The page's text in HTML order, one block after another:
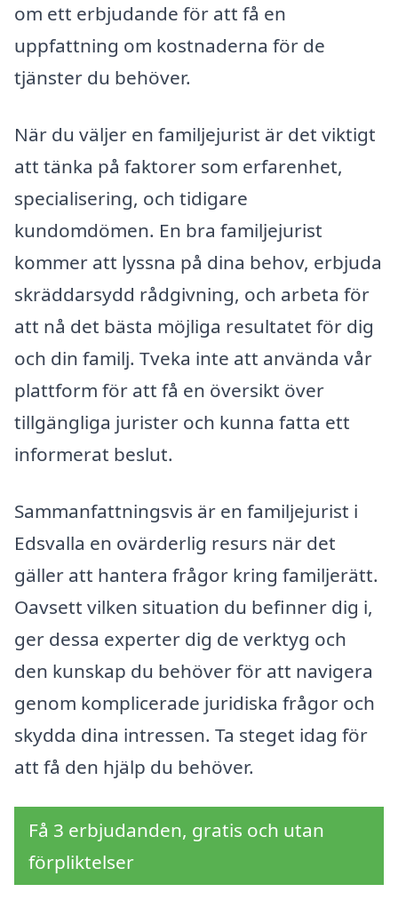
om ett erbjudande för att få en
uppfattning om kostnaderna för de
tjänster du behöver.
När du väljer en familjejurist är det viktigt
att tänka på faktorer som erfarenhet,
specialisering, och tidigare
kundomdömen. En bra familjejurist
kommer att lyssna på dina behov, erbjuda
skräddarsydd rådgivning, och arbeta för
att nå det bästa möjliga resultatet för dig
och din familj. Tveka inte att använda vår
plattform för att få en översikt över
tillgängliga jurister och kunna fatta ett
informerat beslut.
Sammanfattningsvis är en familjejurist i
Edsvalla en ovärderlig resurs när det
gäller att hantera frågor kring familjerätt.
Oavsett vilken situation du befinner dig i,
ger dessa experter dig de verktyg och
den kunskap du behöver för att navigera
genom komplicerade juridiska frågor och
skydda dina intressen. Ta steget idag för
att få den hjälp du behöver.
Få 3 erbjudanden, gratis och utan
förpliktelser